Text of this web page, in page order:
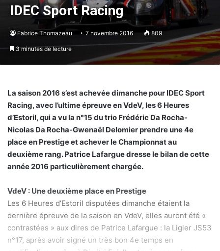
IDEC Sport Racing
Fabrice Thomazeau 7 novembre 2016 809
3 minutes de lecture
La saison 2016 s’est achevée dimanche pour IDEC Sport
Racing, avec l’ultime épreuve en VdeV, les 6 Heures
d’Estoril, qui a vu la n°15 du trio Frédéric Da Rocha-
Nicolas Da Rocha-Gwenaël Delomier prendre une 4e
place en Prestige et achever le Championnat au
deuxième rang. Patrice Lafargue dresse le bilan de cette
année 2016 particulièrement chargée.
VdeV : Une deuxième place en Prestige
Les 6 Heures d’Estoril disputées dimanche étaient la
dernière épreuve de la saison en VdeV, elles auront été «
contrastées » aux dires de Patrice Lafargue : la Ligier JS53
n°17, après avoir signé un très bon 4e temps en